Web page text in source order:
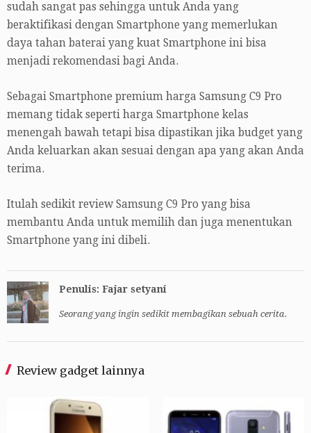
sudah sangat pas sehingga untuk Anda yang
beraktifikasi dengan Smartphone yang memerlukan
daya tahan baterai yang kuat Smartphone ini bisa
menjadi rekomendasi bagi Anda.
Sebagai Smartphone premium harga Samsung C9 Pro
memang tidak seperti harga Smartphone kelas
menengah bawah tetapi bisa dipastikan jika budget yang
Anda keluarkan akan sesuai dengan apa yang akan Anda
terima.
Itulah sedikit review Samsung C9 Pro yang bisa
membantu Anda untuk memilih dan juga menentukan
Smartphone yang ini dibeli.
Penulis: Fajar setyani
Seorang yang ingin sedikit membagikan sebuah cerita.
Review gadget lainnya